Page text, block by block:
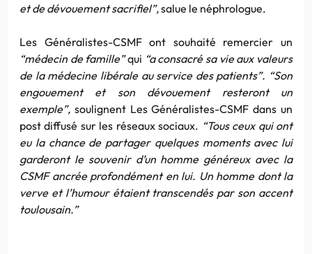
et de dévouement sacrifiel”,salue le néphrologue.
Les Généralistes-CSMF ont souhaité remercier un
“médecin de famille”qui “a consacré sa vie aux valeurs
de la médecine libérale au service des patients”. “Son
engouement et son dévouement resteront un
exemple”, soulignent Les Généralistes-CSMF dans un
post diffusé sur les réseaux sociaux. “Tous ceux qui ont
eu la chance de partager quelques moments avec lui
garderont le souvenir d’un homme généreux avec la
CSMF ancrée profondément en lui. Un homme dont la
verve et l’humour étaient transcendés par son accent
toulousain.”